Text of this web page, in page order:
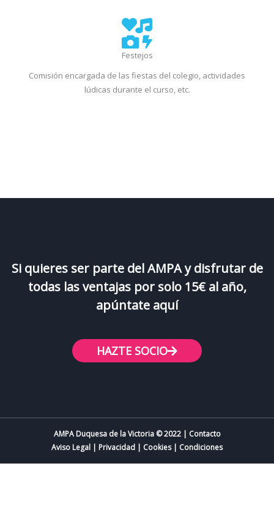
Festejos
Comisión encargada de las fiestas del colegio, actividades
lúdicas durante el curso, etc.
Si quieres ser parte del AMPA y disfrutar de
todas las ventajas por solo 15€ al año,
apúntate aquí
HAZTE SOCIO
AMPA Duquesa de la Victoria © 2022 | Contacto
Aviso Legal | Privacidad | Cookies| Condiciones